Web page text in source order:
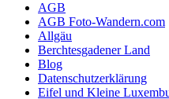
AGB
AGB Foto-Wandern.com
Allgäu
Berchtesgadener Land
Blog
Datenschutzerklärung
Eifel und Kleine